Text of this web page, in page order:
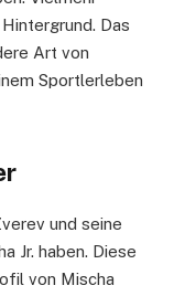
Das
Art von
Sportlerleben
und seine
Jr. haben. Diese
von Mischa